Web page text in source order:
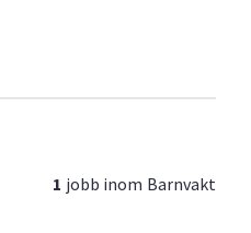
1 jobb inom Barnvakt